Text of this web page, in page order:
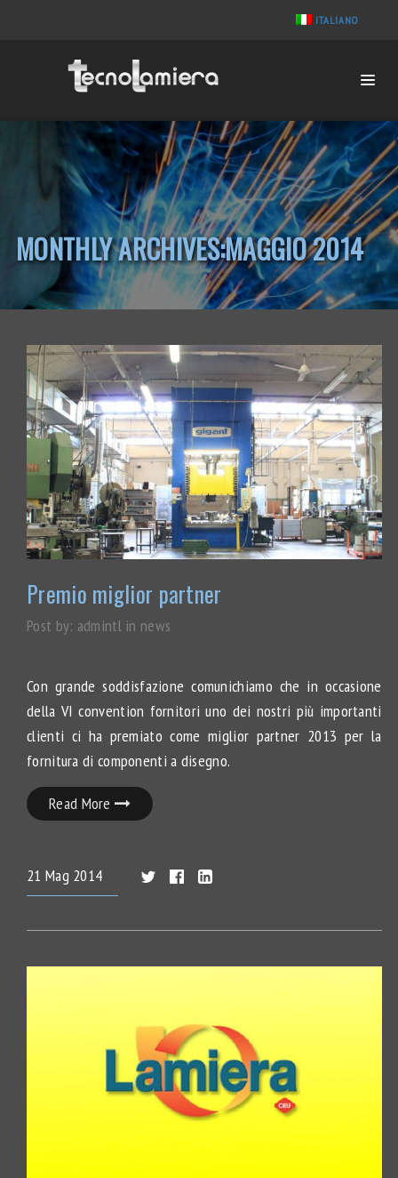
ITALIANO
MONTHLY ARCHIVES:MAGGIO 2014
Premio miglior partner
Post by: admintlin news
Con grande soddisfazione comunichiamo che in occasione
della VI convention fornitori uno dei nostri più importanti
clienti ci ha premiato come miglior partner 2013 per la
fornitura di componenti a disegno.
Read More
21 Mag 2014